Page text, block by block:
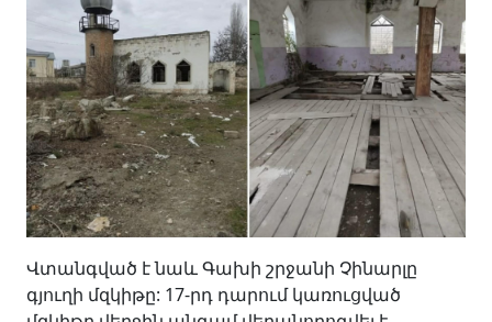
Վտանգված է նաև Գախի շրջանի Չինարլը
գյուղի մզկիթը: 17-րդ դարում կառուցված